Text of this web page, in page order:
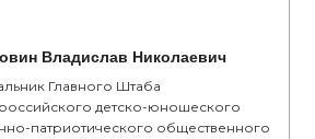
Владислав Николаевич
Главного Штаба
детско-юношеского
патриотического общественного